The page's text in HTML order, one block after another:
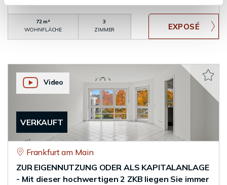
72 m²
WOHNFLÄCHE
3
ZIMMER
VERKAUFT
Video
Frankfurt am Main
ZUR EIGENNUTZUNG ODER ALS KAPITALANLAGE
- Mit dieser hochwertigen 2 ZKB liegen Sie immer